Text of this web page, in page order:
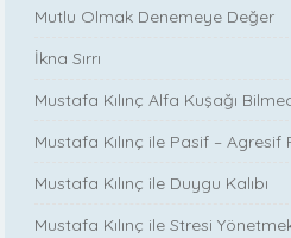
Mutlu Olmak Denemeye Değer
İkna Sırrı
Mustafa Kılınç Alfa Kuşağı
Mustafa Kılınç ile Pasif – Agresif
Mustafa Kılınç ile Duygu Kalıbı
Mustafa Kılınç ile Stresi